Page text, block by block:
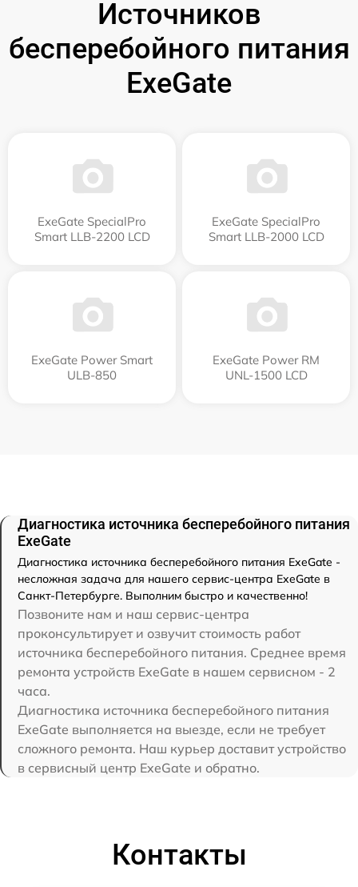
Источников
бесперебойного питания
ExeGate
ExeGate SpecialPro
Smart LLB-2200 LCD
ExeGate SpecialPro
Smart LLB-2000 LCD
ExeGate Power Smart
ULB-850
ExeGate Power RM
UNL-1500 LCD
Диагностика источника бесперебойного питания
ExeGate
Диагностика источника бесперебойного питания ExeGate -
несложная задача для нашего сервис-центра ExeGate в
Санкт-Петербурге. Выполним быстро и качественно!
Позвоните нам и наш сервис-центра
проконсультирует и озвучит стоимость работ
источника бесперебойного питания. Среднее время
ремонта устройств ExeGate в нашем сервисном - 2
часа.
Диагностика источника бесперебойного питания
ExeGate выполняется на выезде, если не требует
сложного ремонта. Наш курьер доставит устройство
в сервисный центр ExeGate и обратно.
Контакты